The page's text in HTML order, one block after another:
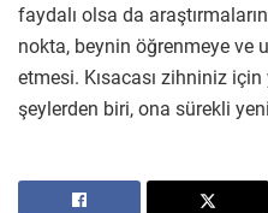
faydalı olsa da
nokta, beynin öğrenmeye ve
etmesi. Kısacası zihniniz
şeylerden biri, ona sürekli